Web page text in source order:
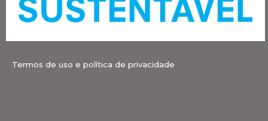
Termos de uso e política de privacidade